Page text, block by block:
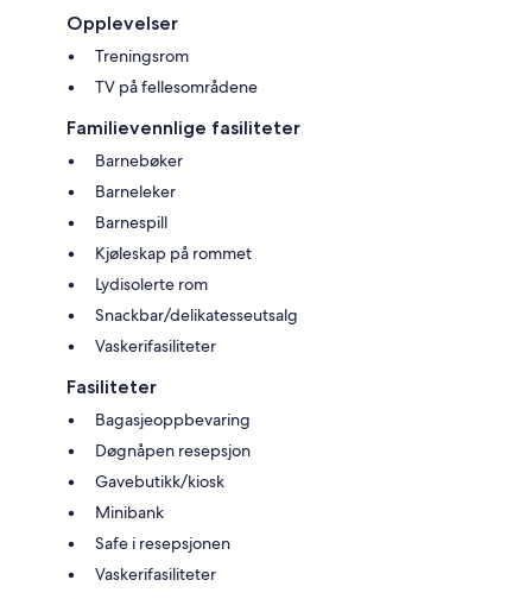
Opplevelser
Treningsrom
TV på fellesområdene
Familievennlige fasiliteter
Barnebøker
Barneleker
Barnespill
Kjøleskap på rommet
Lydisolerte rom
Snackbar/delikatesseutsalg
Vaskerifasiliteter
Fasiliteter
Bagasjeoppbevaring
Døgnåpen resepsjon
Gavebutikk/kiosk
Minibank
Safe i resepsjonen
Vaskerifasiliteter